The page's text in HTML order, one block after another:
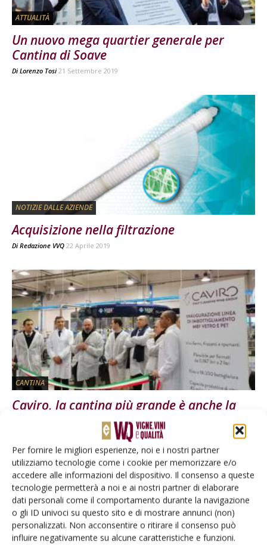
Per fornire le migliori esperienze, noi e i nostri partner
utilizziamo tecnologie come i cookie per memorizzare e/o
accedere alle informazioni del dispositivo. Il consenso a queste
tecnologie permetterà a noi e ai nostri partner di elaborare
dati personali come il comportamento durante la navigazione
o gli ID univoci su questo sito e di mostrare annunci (non)
personalizzati. Non acconsentire o ritirare il consenso può
influire negativamente su alcune caratteristiche e funzioni.
ATTUALITÀ
Un nuovo mega quartier generale per
Cantina di Soave
Di Lorenzo Tosi 21 Settembre 2019
NOTIZIE DALLE AZIENDE
Acquisizione nella filtrazione
Di Redazione VVQ 22 Aprile 2019
CANTINA
Caviro, la cantina più grande è anche la
Marisa Fontana 14 Febbraio 2019
E-magazine
Tecniche, prodotti e servizi dalle aziende